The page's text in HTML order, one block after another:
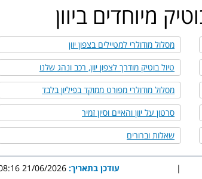
מיוחדים ביוון
מסלול מודולרי למטיילים בצפון יוון
טיול בוטיק מודרך לצפון יוון, רכב ונהג שלנו
מסלול מודולרי מפורט ממוקד בפיליון בלבד
סרטון על יוון והאיים וסיון זמיר
שאלות וברורים
| עודכן בתאריך: 21/06/2026 08:16